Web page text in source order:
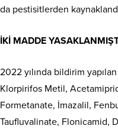
da pestisitlerden
İKİ MADDE
2022 yılında bildirim
Klorpirifos Metil,
Formetanate, İmazalil,
Taufluvalinate, Flonicamid,